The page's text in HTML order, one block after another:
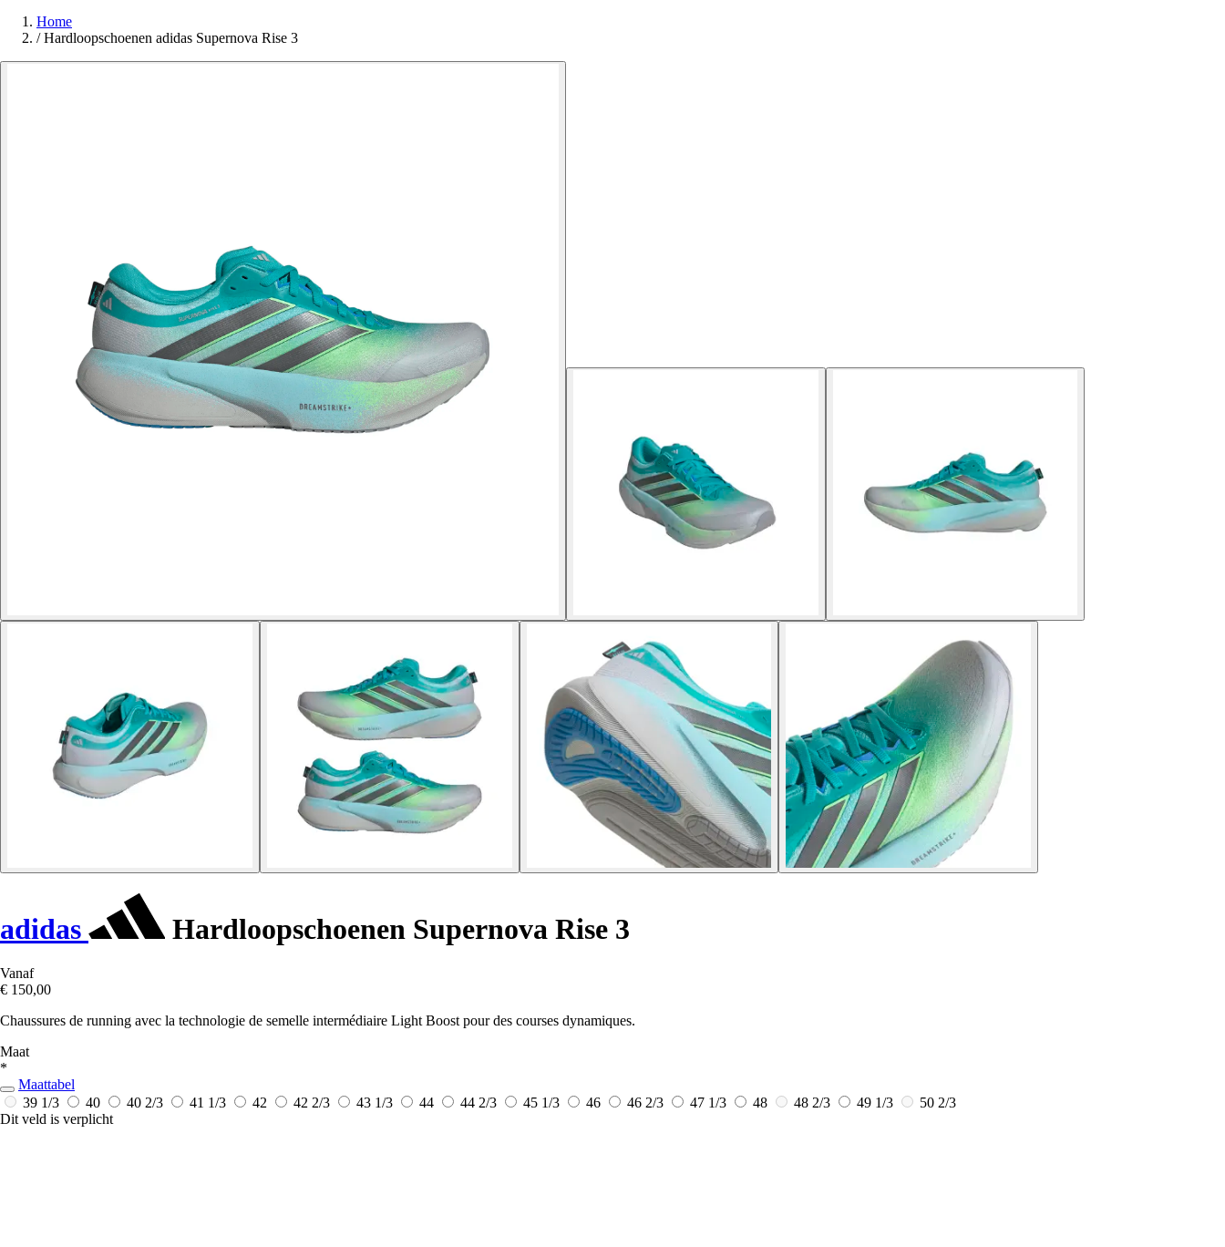
Home
/ Hardloopschoenen adidas Supernova Rise 3
adidas Hardloopschoenen Supernova Rise 3
Vanaf
€ 150,00
Chaussures de running avec la technologie de semelle intermédiaire Light Boost pour des courses dynamiques.
Maat
*
Maattabel
39 1/3
40 40 2/3 41 1/3 42 42 2/3 43 1/3 44 44 2/3 45 1/3 46 46 2/3 47 1/3 48 48 2/3 49 1/3
50 2/3
Dit veld is verplicht